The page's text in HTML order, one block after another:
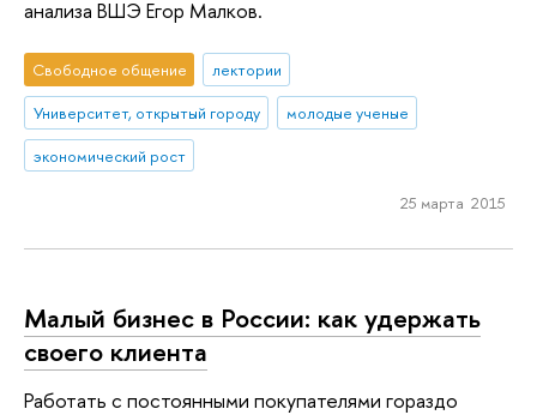
анализа ВШЭ Егор Малков.
Свободное общение
лектории
Университет, открытый городу
молодые ученые
экономический рост
25 марта 2015
Малый бизнес в России: как удержать
своего клиента
Работать с постоянными покупателями гораздо